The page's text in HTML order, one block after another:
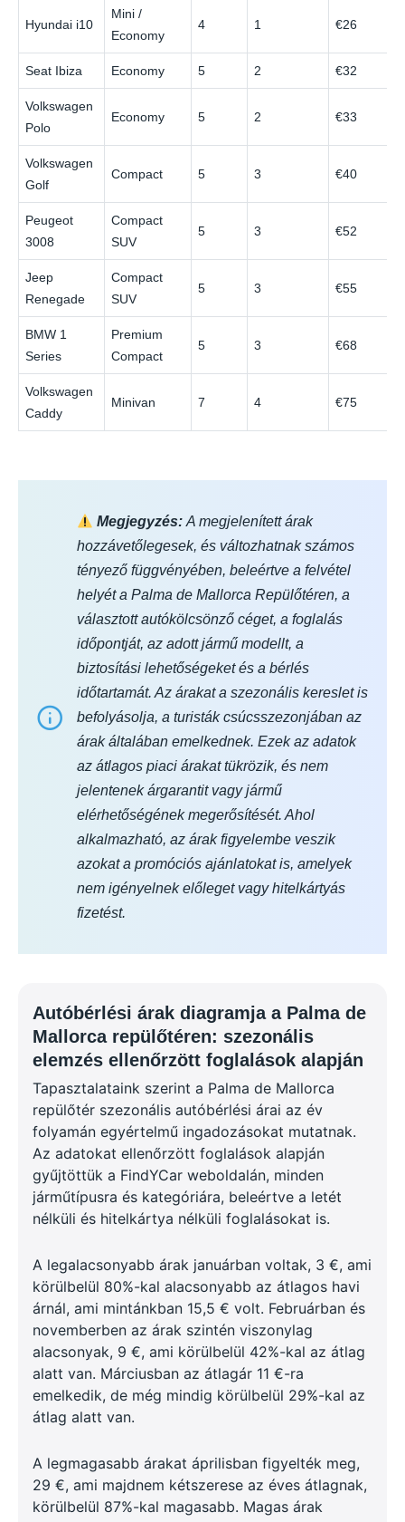
Hyundai i10
Mini /
Economy
4 1 €26
Seat Ibiza Economy 5 2 €32
Volkswagen
Polo
Economy 5 2 €33
Volkswagen
Golf
Compact 5 3 €40
Peugeot
3008
Compact
SUV
5 3 €52
Jeep
Renegade
Compact
SUV
5 3 €55
BMW 1
Series
Premium
Compact
5 3 €68
Volkswagen
Caddy
Minivan 7 4 €75
Megjegyzés:A megjelenített árak
hozzávetőlegesek, és változhatnak számos
tényező függvényében, beleértve a felvétel
helyét a Palma de Mallorca Repülőtéren, a
választott autókölcsönző céget, a foglalás
időpontját, az adott jármű modellt, a
biztosítási lehetőségeket és a bérlés
időtartamát. Az árakat a szezonális kereslet is
befolyásolja, a turisták csúcsszezonjában az
árak általában emelkednek. Ezek az adatok
az átlagos piaci árakat tükrözik, és nem
jelentenek árgarantit vagy jármű
elérhetőségének megerősítését. Ahol
alkalmazható, az árak figyelembe veszik
azokat a promóciós ajánlatokat is, amelyek
nem igényelnek előleget vagy hitelkártyás
fizetést.
Autóbérlési árak diagramja a Palma de
Mallorca repülőtéren: szezonális
elemzés ellenőrzött foglalások alapján
Tapasztalataink szerint a Palma de Mallorca
repülőtér szezonális autóbérlési árai az év
folyamán egyértelmű ingadozásokat mutatnak.
Az adatokat ellenőrzött foglalások alapján
gyűjtöttük a FindYCar weboldalán, minden
járműtípusra és kategóriára, beleértve a letét
nélküli és hitelkártya nélküli foglalásokat is.
A legalacsonyabb árak januárban voltak, 3 €, ami
körülbelül 80%-kal alacsonyabb az átlagos havi
árnál, ami mintánkban 15,5 € volt. Februárban és
novemberben az árak szintén viszonylag
alacsonyak, 9 €, ami körülbelül 42%-kal az átlag
alatt van. Márciusban az átlagár 11 €-ra
emelkedik, de még mindig körülbelül 29%-kal az
átlag alatt van.
A legmagasabb árakat áprilisban figyelték meg,
29 €, ami majdnem kétszerese az éves átlagnak,
körülbelül 87%-kal magasabb. Magas árak